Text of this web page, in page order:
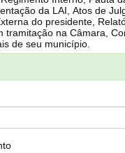
da LAI, Atos de
mais de seu município.